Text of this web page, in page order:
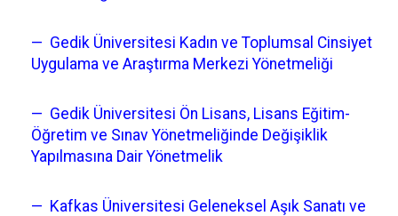
— Gedik Üniversitesi Kadın ve Toplumsal Cinsiyet
Uygulama ve Araştırma Merkezi Yönetmeliği
— Gedik Üniversitesi Ön Lisans, Lisans Eğitim-
Öğretim ve Sınav Yönetmeliğinde Değişiklik
Yapılmasına Dair Yönetmelik
— Kafkas Üniversitesi Geleneksel Aşık Sanatı ve